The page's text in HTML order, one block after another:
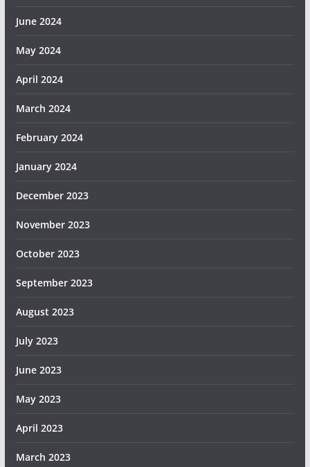
June 2024
May 2024
April 2024
March 2024
February 2024
January 2024
December 2023
November 2023
October 2023
September 2023
August 2023
July 2023
June 2023
May 2023
April 2023
March 2023